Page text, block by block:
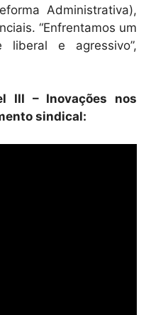
Administrativa),
“Enfrentamos um
liberal e agressivo”,
III – Inovações nos
sindical: